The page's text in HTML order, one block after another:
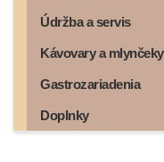
Údržba a servis
Kávovary a mlynčeky
Gastrozariadenia
Doplnky